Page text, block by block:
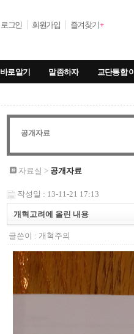
로그인 회원가입 즐겨찾기+
바로알기 말좀하자 교단통합
공개자료
자료실 > 공개자료
작성일 : 13-11-21 17:13
개혁고려에 올린 내용
글쓴이 : 개혁주의